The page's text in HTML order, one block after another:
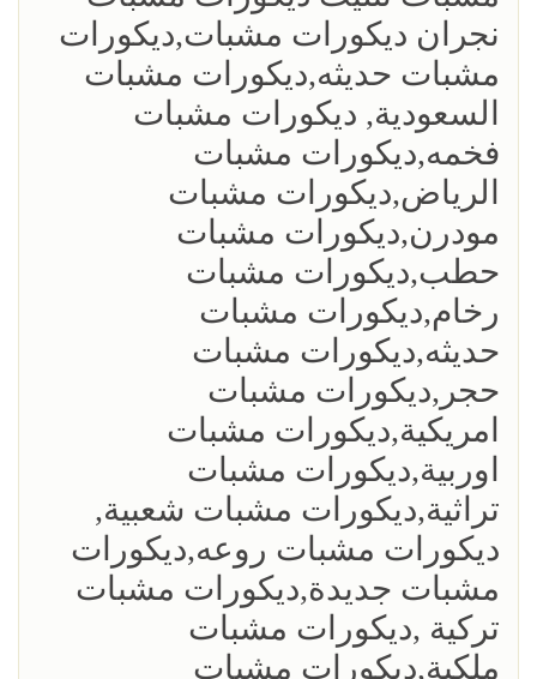
نجران ديكورات مشبات,ديكورات
مشبات حديثه,ديكورات مشبات
السعودية, ديكورات مشبات
فخمه,ديكورات مشبات
الرياض,ديكورات مشبات
مودرن,ديكورات مشبات
حطب,ديكورات مشبات
رخام,ديكورات مشبات
حديثه,ديكورات مشبات
حجر,ديكورات مشبات
امريكية,ديكورات مشبات
اوربية,ديكورات مشبات
تراثية,ديكورات مشبات شعبية,
ديكورات مشبات روعه,ديكورات
مشبات جديدة,ديكورات مشبات
تركية ,ديكورات مشبات
ملكية,ديكورات مشبات